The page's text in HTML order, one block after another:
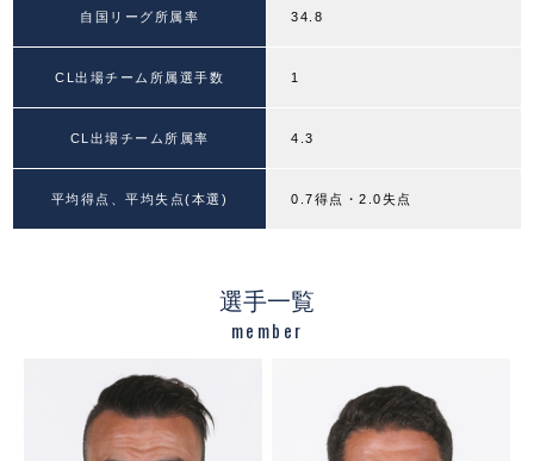
自国リーグ所属率 34.8
CL出場チーム所属選手数 1
CL出場チーム所属率 4.3
平均得点、平均失点(本選) 0.7得点・2.0失点
選手一覧
member